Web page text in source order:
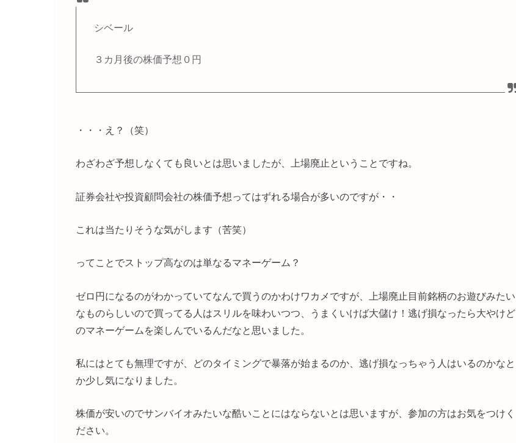
シベール
３カ月後の株価予想０円
・・・え？（笑）
わざわざ予想しなくても良いとは思いましたが、上場廃止ということですね。
証券会社や投資顧問会社の株価予想ってはずれる場合が多いのですが・・
これは当たりそうな気がします（苦笑）
ってことでストップ高なのは単なるマネーゲーム？
ゼロ円になるのがわかっていてなんで買うのかわけワカメですが、上場廃止目前銘柄のお遊びみたい
なものらしいので買ってる人はスリルを味わいつつ、うまくいけば大儲け！逃げ損なったら大やけど
のマネーゲームを楽しんでいるんだなと思いました。
私にはとても無理ですが、どのタイミングで暴落が始まるのか、逃げ損なっちゃう人はいるのかなと
か少し気になりました。
株価が安いのでサンバイオみたいな酷いことにはならないとは思いますが、参加の方はお気をつけく
ださい。